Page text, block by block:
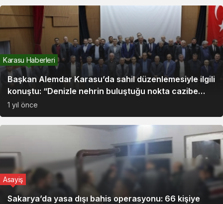
Başkan Alemdar Karasu’da sahil düzenlemesiyle ilgili
konuştu: “Denizle nehrin buluştuğu nokta cazibe
merkezi olacak”
Karasu Haberleri
1 yıl önce
Sakarya’da yasa dışı bahis operasyonu: 66 kişiye
Asayiş